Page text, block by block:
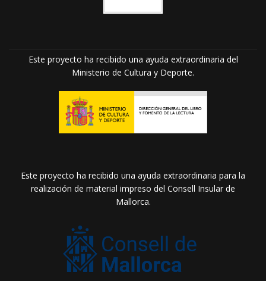
Este proyecto ha recibido una ayuda extraordinaria del
Ministerio de Cultura y Deporte.
Este proyecto ha recibido una ayuda extraordinaria para la
realización de material impreso del Consell Insular de
Mallorca.